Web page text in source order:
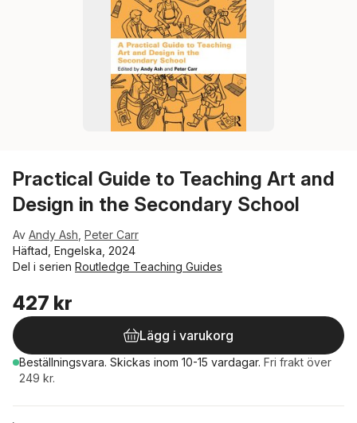
Practical Guide to Teaching Art and
Design in the Secondary School
Av Andy Ash Peter Carr
Häftad, Engelska, 2024
Del i serien Routledge Teaching Guides
427 kr
Lägg i varukorg
Beställningsvara. Skickas inom 10-15 vardagar. Fri frakt över
249 kr.